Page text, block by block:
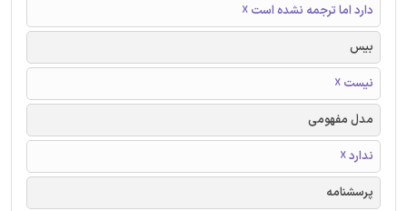
دارد اما ترجمه نشده است ☓
بیس
نیست ☓
مدل مفهومی
ندارد ☓
پرسشنامه